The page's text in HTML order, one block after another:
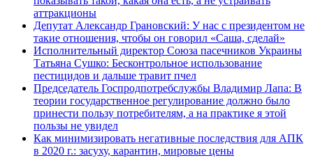
аттракционы
Депутат Александр Грановский: У нас с президентом не
такие отношения, чтобы он говорил «Саша, сделай»
Исполнительный директор Союза пасечников Украины
Татьяна Сушко: Бесконтрольное использование
пестицидов и дальше травит пчел
Председатель Госпродпотребслужбы Владимир Лапа: В
теории государственное регулирование должно было
принести пользу потребителям, а на практике я этой
пользы не увидел
Как минимизировать негативные последствия для АПК
в 2020 г.: засуху, карантин, мировые цены